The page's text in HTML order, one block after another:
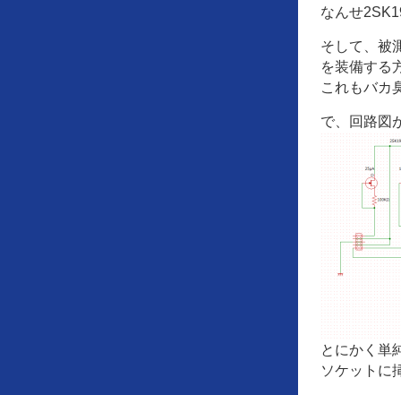
なんせ
そして、被
を装備する
これもバカ
で、回路図
とにかく単
ソケットに